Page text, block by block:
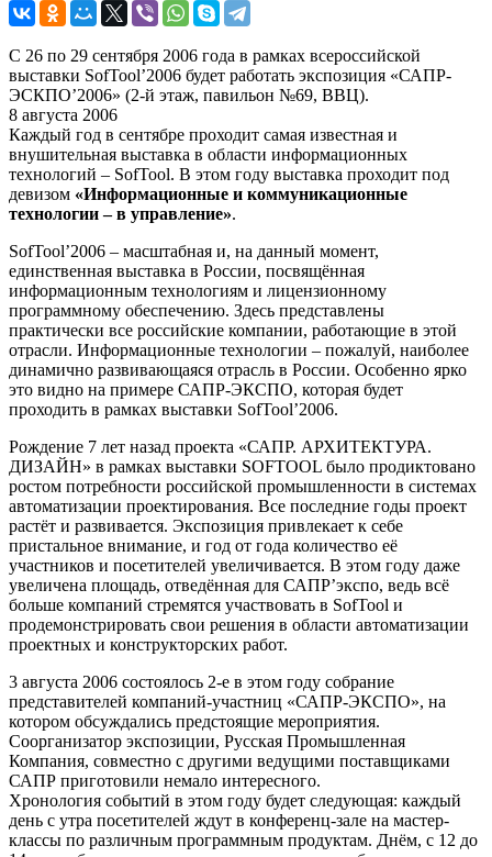
С 26 по 29 сентября 2006 года в рамках всероссийской
выставки SofTool’2006 будет работать экспозиция «САПР-
ЭСКПО’2006» (2-й этаж, павильон №69, ВВЦ).
8 августа 2006
Каждый год в сентябре проходит самая известная и
внушительная выставка в области информационных
технологий – SofTool. В этом году выставка проходит под
девизом «Информационные и коммуникационные
технологии – в управление».
SofTool’2006 – масштабная и, на данный момент,
единственная выставка в России, посвящённая
информационным технологиям и лицензионному
программному обеспечению. Здесь представлены
практически все российские компании, работающие в этой
отрасли. Информационные технологии – пожалуй, наиболее
динамично развивающаяся отрасль в России. Особенно ярко
это видно на примере САПР-ЭКСПО, которая будет
проходить в рамках выставки SofTool’2006.
Рождение 7 лет назад проекта «САПР. АРХИТЕКТУРА.
ДИЗАЙН» в рамках выставки SOFTOOL было продиктовано
ростом потребности российской промышленности в системах
автоматизации проектирования. Все последние годы проект
растёт и развивается. Экспозиция привлекает к себе
пристальное внимание, и год от года количество её
участников и посетителей увеличивается. В этом году даже
увеличена площадь, отведённая для САПР’экспо, ведь всё
больше компаний стремятся участвовать в SofTool и
продемонстрировать свои решения в области автоматизации
проектных и конструкторских работ.
3 августа 2006 состоялось 2-е в этом году собрание
представителей компаний-участниц «САПР-ЭКСПО», на
котором обсуждались предстоящие мероприятия.
Соорганизатор экспозиции, Русская Промышленная
Компания, совместно с другими ведущими поставщиками
САПР приготовили немало интересного.
Хронология событий в этом году будет следующая: каждый
день с утра посетителей ждут в конференц-зале на мастер-
классы по различным программным продуктам. Днём, с 12 до